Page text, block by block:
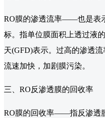
RO膜的渗透流率——也是表
标。指单位膜面积上透过液
天(GFD)表示。过高的渗透
流速加快，加剧膜污染。
三、RO反渗透膜的回收率
RO膜的回收率——指反渗透